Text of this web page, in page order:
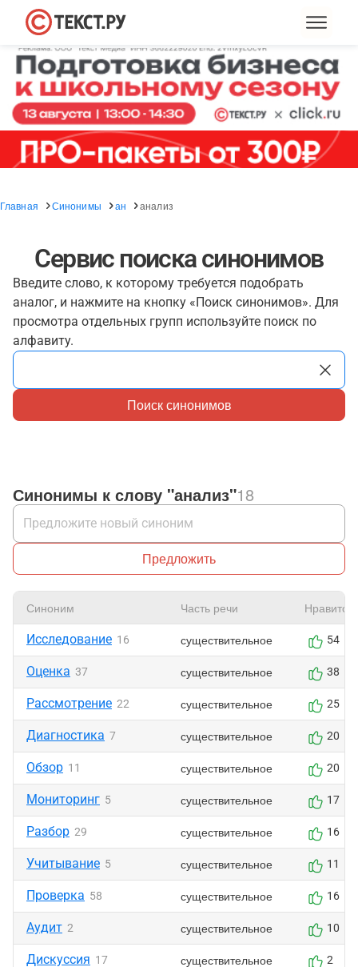
Главная Синонимы ан анализ
Сервис поиска синонимов
Введите слово, к которому требуется подобрать
аналог, и нажмите на кнопку «Поиск синонимов». Для
просмотра отдельных групп используйте поиск по
алфавиту.
Поиск синонимов
Синонимы к слову "анализ"18
Предложить
Синоним Часть речи Нравится
Исследование 16 существительное 54
Оценка 37 существительное 38
Рассмотрение 22 существительное 25
Диагностика 7 существительное 20
Обзор 11 существительное 20
Мониторинг 5 существительное 17
Разбор 29 существительное 16
Учитывание 5 существительное 11
Проверка 58 существительное 16
Аудит 2 существительное 10
Дискуссия 17 существительное 2